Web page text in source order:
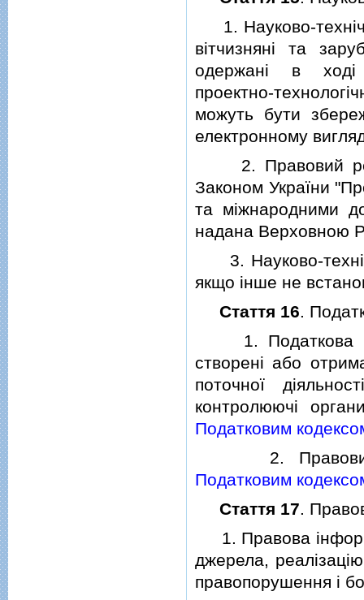
1. Науково-
вiтчизнянi та
одержанi в ходi
проектно-
можуть бути
електронному
2. Правовий
Законом України
та мiжнародними
надана Верховною
3. Науково-
якщо iнше не
Стаття 16.
1. Податкова
створенi або
поточної
контролюючi
Податковим
2. Правовий
Податковим
Стаття 17.
1. Правова
джерела,
правопорушення i